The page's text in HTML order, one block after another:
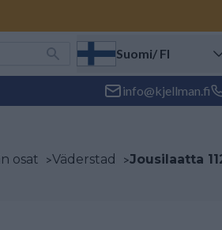
Suomi/ FI
info@kjellman.fi
osat >Väderstad >Jousilaatta